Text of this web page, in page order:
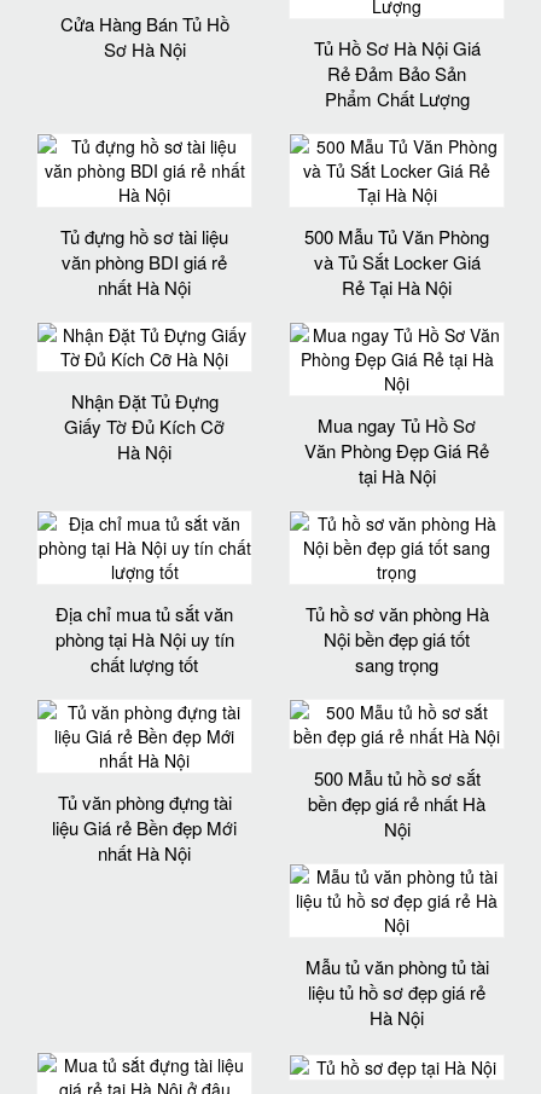
Cửa Hàng Bán Tủ Hồ
Sơ Hà Nội
Tủ Hồ Sơ Hà Nội Giá
Rẻ Đảm Bảo Sản
Phẩm Chất Lượng‎
Tủ đựng hồ sơ tài liệu
văn phòng BDI giá rẻ
nhất Hà Nội
500 Mẫu Tủ Văn Phòng
và Tủ Sắt Locker Giá
Rẻ Tại Hà Nội
Nhận Đặt Tủ Đựng
Giấy Tờ Đủ Kích Cỡ
Hà Nội
Mua ngay Tủ Hồ Sơ
Văn Phòng Đẹp Giá Rẻ
tại Hà Nội
Địa chỉ mua tủ sắt văn
phòng tại Hà Nội uy tín
chất lượng tốt
Tủ hồ sơ văn phòng Hà
Nội bền đẹp giá tốt
sang trọng
Tủ văn phòng đựng tài
liệu Giá rẻ Bền đẹp Mới
nhất Hà Nội
500 Mẫu tủ hồ sơ sắt
bền đẹp giá rẻ nhất Hà
Nội
Mẫu tủ văn phòng tủ tài
liệu tủ hồ sơ đẹp giá rẻ
Hà Nội